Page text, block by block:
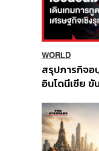
WORLD
สรุปภารกิจอ
อินโดนีเซีย ขั
ส่วนยุทธศาส
อินโดนีเซีย